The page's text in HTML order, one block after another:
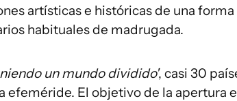
artísticas e históricas de una forma
habituales de madrugada.
un mundo dividido', casi 30
El objetivo de la apertura